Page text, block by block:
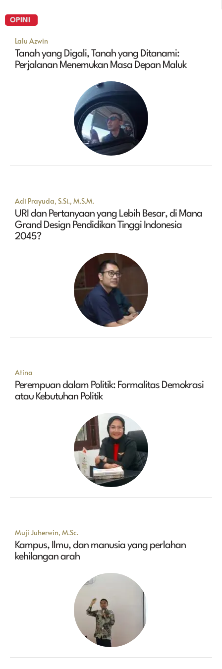
OPINI
Lalu Azwin
Tanah yang Digali, Tanah yang Ditanami:
Perjalanan Menemukan Masa Depan Maluk
Adi Prayuda, S.Si., M.S.M.
URI dan Pertanyaan yang Lebih Besar, di Mana
Grand Design Pendidikan Tinggi Indonesia
2045?
Atina
Perempuan dalam Politik: Formalitas Demokrasi
atau Kebutuhan Politik
Muji Juherwin, M.Sc.
Kampus, Ilmu, dan manusia yang perlahan
kehilangan arah